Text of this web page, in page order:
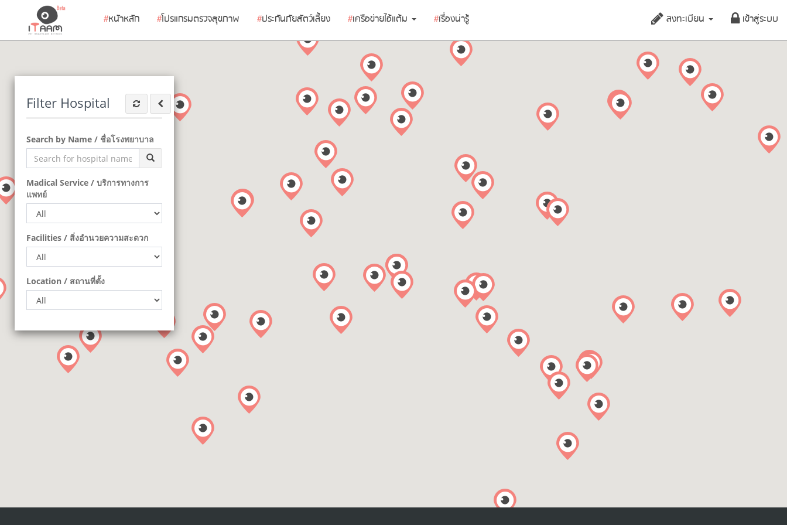
#หนัาหลัก #โปรแกรมตรวจสุขภาพ #ประกันภัยสัตว์เลี้ยง #เครือข่ายไอ้แต้ม #เรื่องน่ารู้ ลงทะเบียน เข้าสู่ระบบ
Filter Hospital
Search by Name / ชื่อโรงพยาบาล
Madical Service / บริการทางการ
แพทย์
Facilities / สิ่งอำนวยความสะดวก
Location / สถานที่ตั้ง